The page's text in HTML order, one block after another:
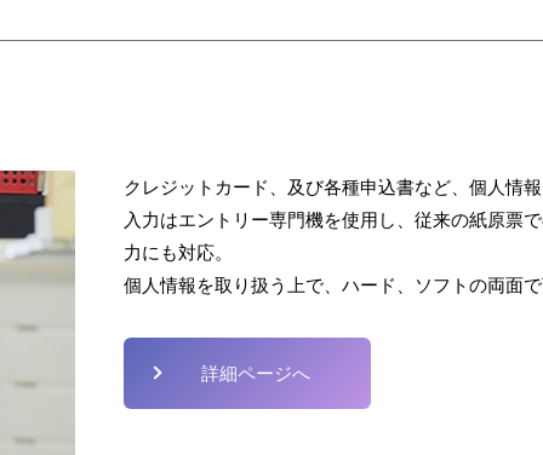
クレジットカード、及び各種申込書など、個人情
入力はエントリー専門機を使用し、従来の紙原票
力にも対応。
個人情報を取り扱う上で、ハード、ソフトの両面
詳細ページへ